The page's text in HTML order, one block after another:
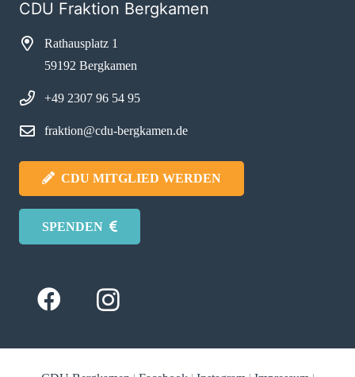
CDU Fraktion Bergkamen
Rathausplatz 1
59192 Bergkamen
+49 2307 96 54 95
fraktion@cdu-bergkamen.de
CDU MITGLIED WERDEN
SPENDEN